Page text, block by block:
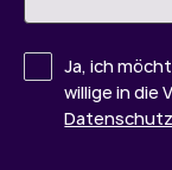
Ja, ich
willige in die